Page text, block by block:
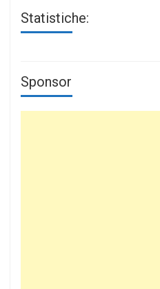
Statistiche:
Sponsor